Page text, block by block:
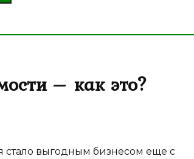
– как это?
стало выгодным бизнесом еще с